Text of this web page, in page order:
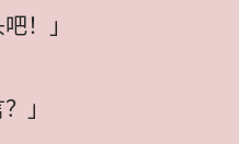
！」
」